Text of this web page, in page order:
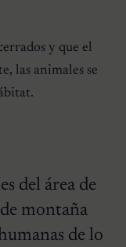
y que el
las animales se
del área de
montaña
de lo